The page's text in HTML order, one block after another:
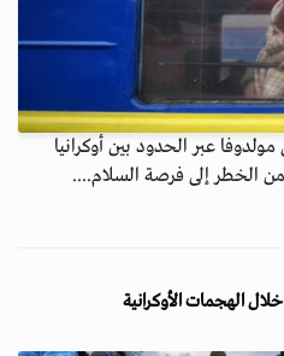
عبر الحدود بين أوكرانيا
الخطر إلى فرصة السلام....